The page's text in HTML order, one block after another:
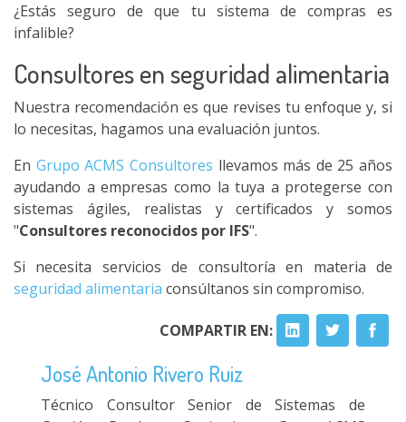
¿Estás seguro de que tu sistema de compras es
infalible?
Consultores en seguridad alimentaria
Nuestra recomendación es que revises tu enfoque y, si
lo necesitas, hagamos una evaluación juntos.
En Grupo ACMS Consultores llevamos más de 25 años
ayudando a empresas como la tuya a protegerse con
sistemas ágiles, realistas y certificados y somos
"Consultores reconocidos por IFS".
Si necesita servicios de consultoría en materia de
seguridad alimentaria consúltanos sin compromiso.
COMPARTIR EN:
José Antonio Rivero Ruiz
Técnico Consultor Senior de Sistemas de